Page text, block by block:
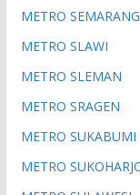
METRO SEMARANG
METRO SLAWI
METRO SLEMAN
METRO SRAGEN
METRO SUKABUMI
METRO